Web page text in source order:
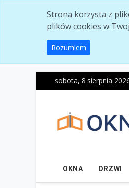
Strona korzysta z
plików cookies w
Rozumiem
sobota, 8 sierpnia
OKNA DRZWI